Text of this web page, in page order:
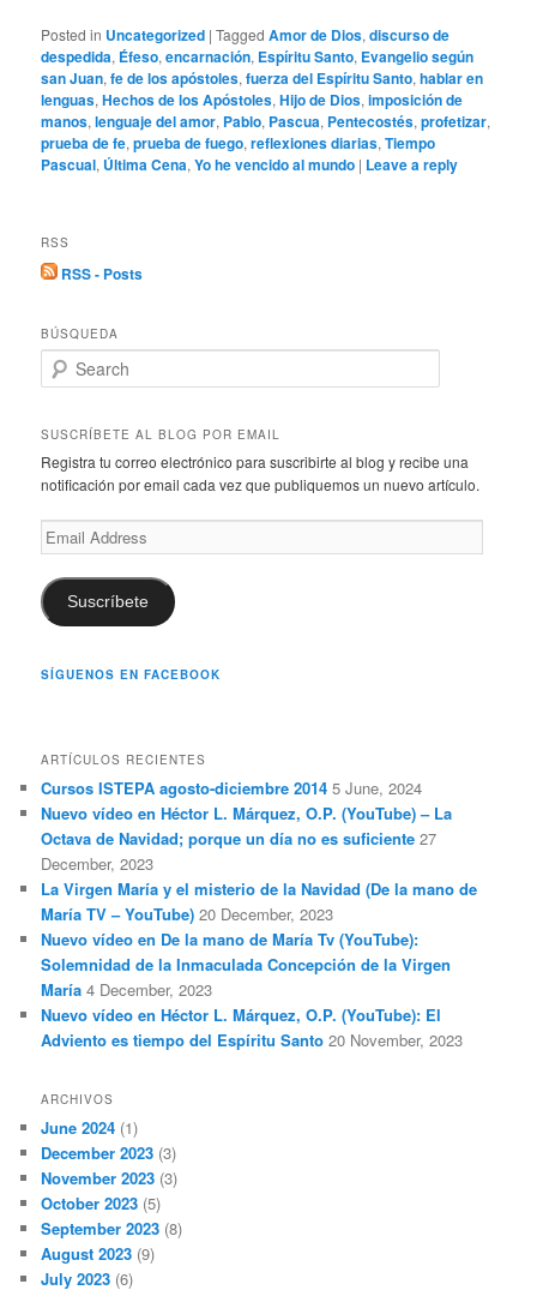
Posted in Uncategorized |Tagged Amor de Dios,discurso de
despedida, Éfeso,encarnación, Espíritu Santo, Evangelio según
san Juan,fe de los apóstoles,fuerza del Espíritu Santo,hablar en
lenguas,Hechos de los Apóstoles,Hijo de Dios,imposición de
manos,lenguaje del amor, Pablo, Pascua, Pentecostés,profetizar,
prueba de fe,prueba de fuego,reflexiones diarias,Tiempo
Pascual, Última Cena,Yo he vencido al mundo | Leave a reply
RSS
RSS - Posts
BÚSQUEDA
e
r
h
SUSCRÍBETE AL BLOG POR EMAIL
Registra tu correo electrónico para suscribirte al blog y recibe una
notificación por email cada vez que publiquemos un nuevo artículo.
Email
Address
Suscríbete
SÍGUENOS EN FACEBOOK
ARTÍCULOS RECIENTES
Cursos ISTEPA agosto-diciembre 2014 5 June, 2024
Nuevo vídeo en Héctor L. Márquez, O.P. (YouTube) – La
Octava de Navidad; porque un día no es suficiente 27
December, 2023
La Virgen María y el misterio de la Navidad (De la mano de
María TV – YouTube) 20 December, 2023
Nuevo vídeo en De la mano de María Tv (YouTube):
Solemnidad de la Inmaculada Concepción de la Virgen
María 4 December, 2023
Nuevo vídeo en Héctor L. Márquez, O.P. (YouTube): El
Adviento es tiempo del Espíritu Santo 20 November, 2023
ARCHIVOS
June 2024 (1)
December 2023 (3)
November 2023 (3)
October 2023 (5)
September 2023 (8)
August 2023 (9)
July 2023 (6)